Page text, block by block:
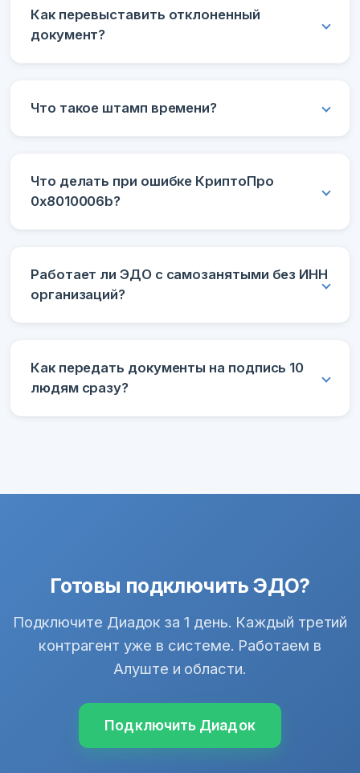
Как перевыставить отклоненный
документ?
Что такое штамп времени?
Что делать при ошибке КриптоПро
0x8010006b?
Работает ли ЭДО с самозанятыми без ИНН
организаций?
Как передать документы на подпись 10
людям сразу?
Готовы подключить ЭДО?
Подключите Диадок за 1 день. Каждый третий
контрагент уже в системе. Работаем в
Алуште и области.
Подключить Диадок